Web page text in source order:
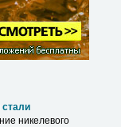
никелевого